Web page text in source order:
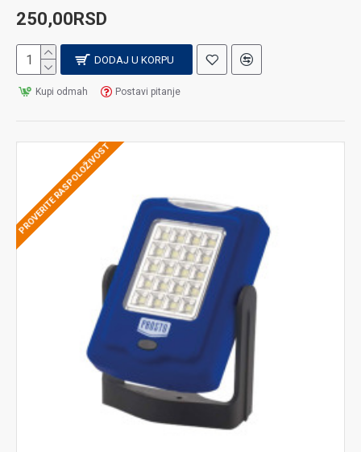
250,00RSD
DODAJ U KORPU
Kupi odmah Postavi pitanje
PROVERITE RASPOLOŽIVOST